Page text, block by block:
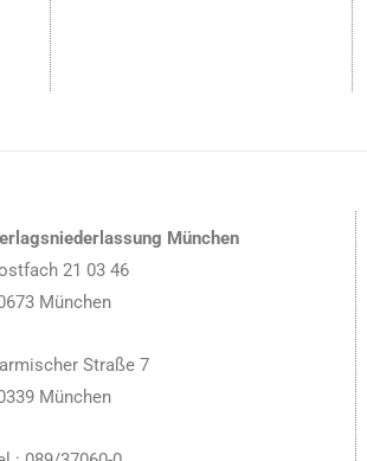
München
21 03 46
München
Straße 7
München